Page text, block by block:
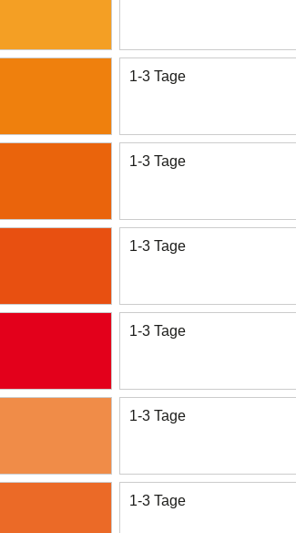
1-3 Tage
1-3 Tage
1-3 Tage
1-3 Tage
1-3 Tage
1-3 Tage